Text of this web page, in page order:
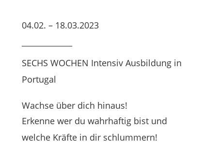
04.02. – 18.03.2023
SECHS WOCHEN Intensiv Ausbildung in
Portugal
Wachse über dich hinaus!
Erkenne wer du wahrhaftig bist und
welche Kräfte in dir schlummern!